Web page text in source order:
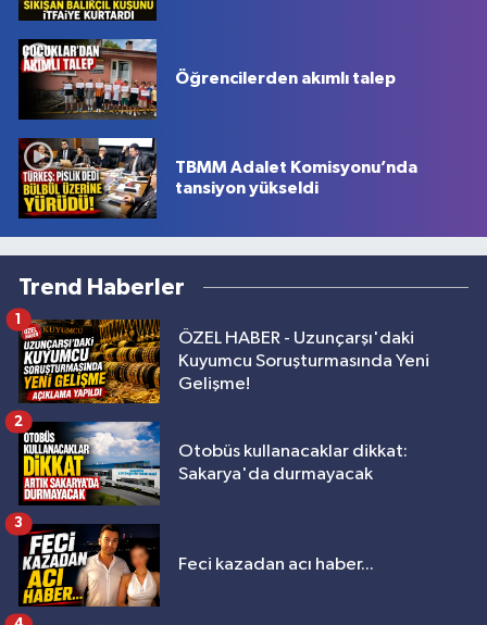
Öğrencilerden akımlı talep
TBMM Adalet Komisyonu’nda
tansiyon yükseldi
Trend Haberler
ÖZEL HABER - Uzunçarşı'daki
Kuyumcu Soruşturmasında Yeni
Gelişme!
1
Otobüs kullanacaklar dikkat:
Sakarya'da durmayacak
2
Feci kazadan acı haber...
3